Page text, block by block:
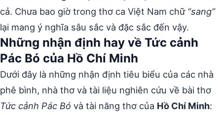
cả. Chưa bao giờ trong thơ ca Việt Nam chữ “sang”
lại mang ý nghĩa sâu sắc và đặc sắc đến vậy.
Những nhận định hay về Tức cảnh
Pác Bó của Hồ Chí Minh
Dưới đây là những nhận định tiêu biểu của các nhà
phê bình, nhà thơ và tài liệu nghiên cứu về bài thơ
Tức cảnh Pác Bó và tài năng thơ của Hồ Chí Minh: